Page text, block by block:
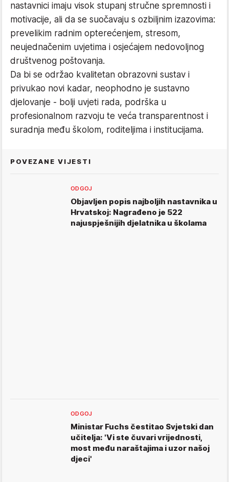
nastavnici imaju visok stupanj stručne spremnosti i
motivacije, ali da se suočavaju s ozbiljnim izazovima:
prevelikim radnim opterećenjem, stresom,
neujednačenim uvjetima i osjećajem nedovoljnog
društvenog poštovanja.
Da bi se održao kvalitetan obrazovni sustav i
privukao novi kadar, neophodno je sustavno
djelovanje - bolji uvjeti rada, podrška u
profesionalnom razvoju te veća transparentnost i
suradnja među školom, roditeljima i institucijama.
POVEZANE VIJESTI
ODGOJ
Objavljen popis najboljih nastavnika u
Hrvatskoj: Nagrađeno je 522
najuspješnijih djelatnika u školama
ODGOJ
Ministar Fuchs čestitao Svjetski dan
učitelja: 'Vi ste čuvari vrijednosti,
most među naraštajima i uzor našoj
djeci'